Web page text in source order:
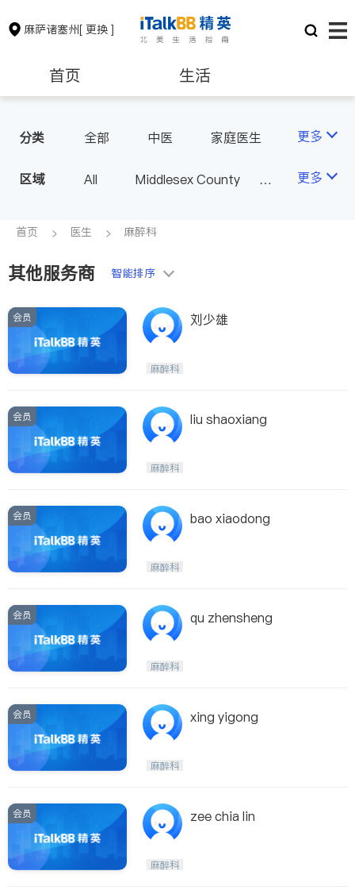
麻萨诸塞州[ 更换 ]
首页 生活
保险理财 房地产租售
银行贷款
建筑装修
非盈利组织
分类 全部 中医
家庭医生
眼科
妇科
儿科
肠胃肝脏科
麻醉科
医生-其它
内分泌科
更多
区域 All
Middlesex County
Norfolk County - Quincy
更多
首页 医生 麻醉科
其他服务商 智能排序
会员 刘少雄
麻醉科
会员 liu shaoxiang
麻醉科
会员 bao xiaodong
麻醉科
会员 qu zhensheng
麻醉科
会员 xing yigong
麻醉科
会员 zee chia lin
麻醉科